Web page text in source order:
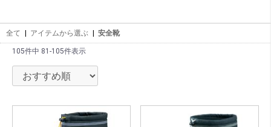
全て | アイテムから選ぶ | 安全靴
105件中 81-105件表示